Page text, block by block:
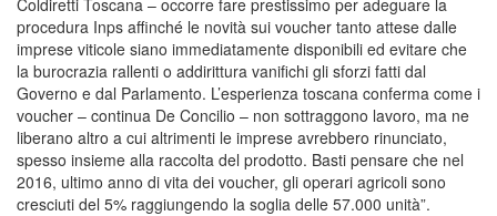
procedura Inps affinché le novità sui voucher tanto attese dalle
imprese viticole siano immediatamente disponibili ed evitare che
la burocrazia rallenti o addirittura vanifichi gli sforzi fatti dal
Governo e dal Parlamento. L’esperienza toscana conferma come i
voucher – continua De Concilio – non sottraggono lavoro, ma ne
liberano altro a cui altrimenti le imprese avrebbero rinunciato,
spesso insieme alla raccolta del prodotto. Basti pensare che nel
2016, ultimo anno di vita dei voucher, gli operari agricoli sono
cresciuti del 5% raggiungendo la soglia delle 57.000 unità”.